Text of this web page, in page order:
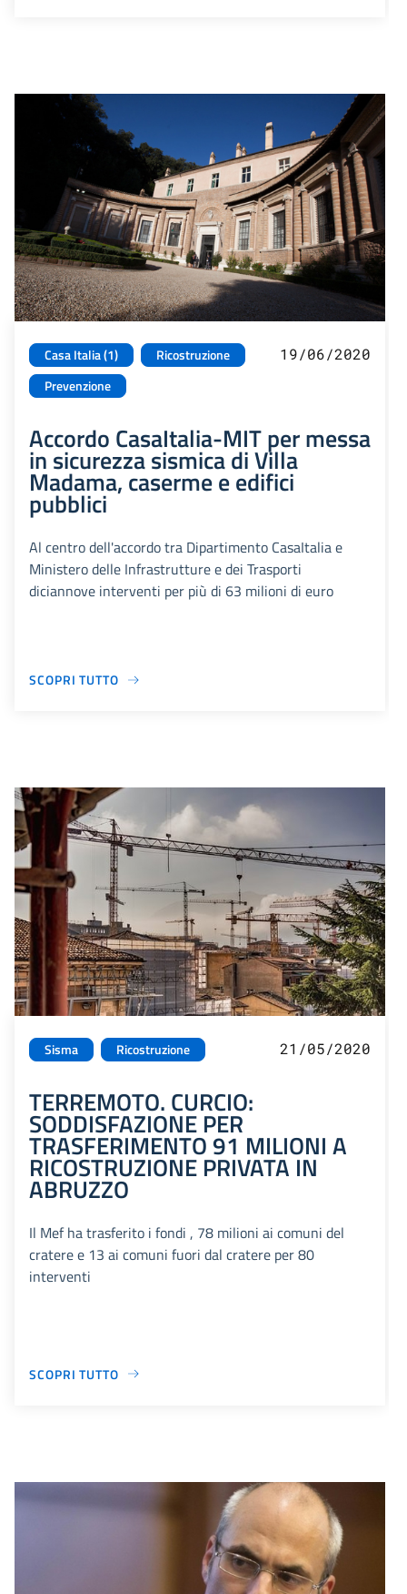
Casa Italia (1)
Ricostruzione
Prevenzione
19/06/2020
Accordo CasaItalia-MIT per messa
in sicurezza sismica di Villa
Madama, caserme e edifici
pubblici
Al centro dell'accordo tra Dipartimento CasaItalia e
Ministero delle Infrastrutture e dei Trasporti
diciannove interventi per più di 63 milioni di euro
SCOPRI TUTTO
Sisma Ricostruzione 21/05/2020
TERREMOTO. CURCIO:
SODDISFAZIONE PER
TRASFERIMENTO 91 MILIONI A
RICOSTRUZIONE PRIVATA IN
ABRUZZO
Il Mef ha trasferito i fondi , 78 milioni ai comuni del
cratere e 13 ai comuni fuori dal cratere per 80
interventi
SCOPRI TUTTO